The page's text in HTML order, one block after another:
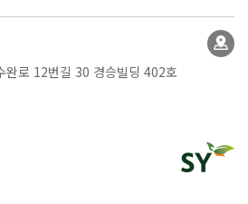
완로 12번길 30 경승빌딩 402호